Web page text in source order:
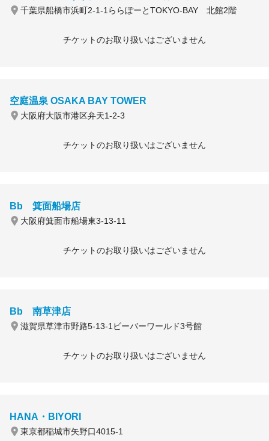
千葉県船橋市浜町2-1-1ららぽーとTOKYO-BAY 北館2階
チケットのお取り扱いはございません
空庭温泉 OSAKA BAY TOWER
大阪府大阪市港区弁天1-2-3
チケットのお取り扱いはございません
Bb 箕面船場店
大阪府箕面市船場東3-13-11
チケットのお取り扱いはございません
Bb 南草津店
滋賀県草津市野路5-13-1ビーバーワールド3号館
チケットのお取り扱いはございません
HANA・BIYORI
東京都稲城市矢野口4015-1